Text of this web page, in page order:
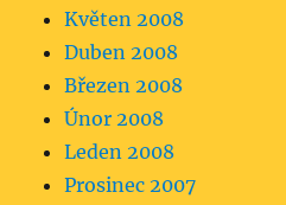
Květen 2008
Duben 2008
Březen 2008
Únor 2008
Leden 2008
Prosinec 2007